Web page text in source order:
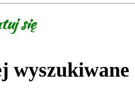
wyszukiwane